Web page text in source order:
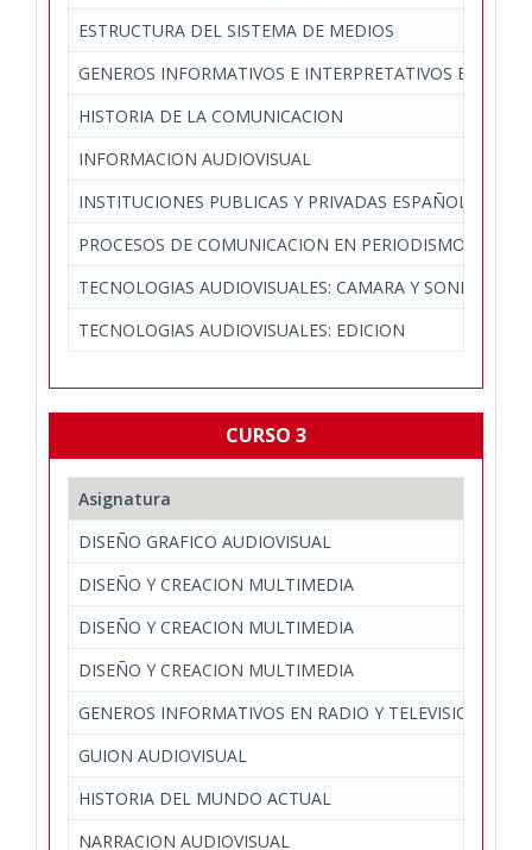
ESTRUCTURA DEL SISTEMA DE MEDIOS
GENEROS INFORMATIVOS E INTERPRETATIVOS EN
HISTORIA DE LA COMUNICACION
INFORMACION AUDIOVISUAL
INSTITUCIONES PUBLICAS Y PRIVADAS ESPAÑOLAS Y
PROCESOS DE COMUNICACION EN PERIODISMO,
TECNOLOGIAS AUDIOVISUALES: CAMARA Y SONIDO
TECNOLOGIAS AUDIOVISUALES: EDICION
CURSO 3
Asignatura
DISEÑO GRAFICO AUDIOVISUAL
DISEÑO Y CREACION MULTIMEDIA
DISEÑO Y CREACION MULTIMEDIA
DISEÑO Y CREACION MULTIMEDIA
GENEROS INFORMATIVOS EN RADIO Y TELEVISION
GUION AUDIOVISUAL
HISTORIA DEL MUNDO ACTUAL
NARRACION AUDIOVISUAL